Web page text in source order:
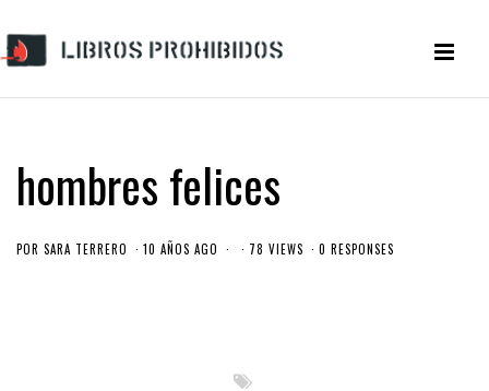
hombres felices
POR SARA TERRERO 10 AÑOS AGO 78 VIEWS 0 RESPONSES